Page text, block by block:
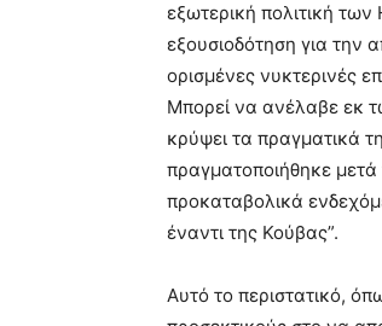
εξωτερική πολιτική
εξουσιοδότηση για την
ορισμένες νυκτερινές
Μπορεί να ανέλαβε εκ
κρύψει τα πραγματικά
πραγματοποιήθηκε
προκαταβολικά
έναντι της Κούβας”.
Αυτό το περιστατικό,